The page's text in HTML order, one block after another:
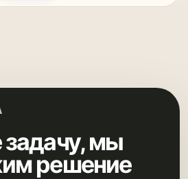
мы
решение